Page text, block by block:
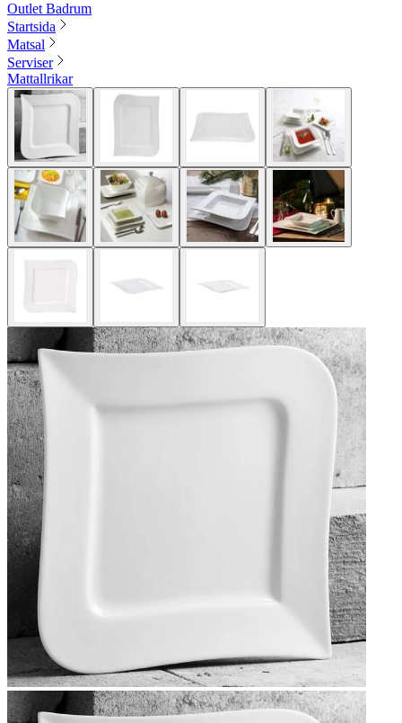
Outlet Badrum
Startsida
Matsal
Serviser
Mattallrikar